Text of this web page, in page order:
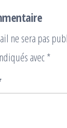
ne sera pas
avec *